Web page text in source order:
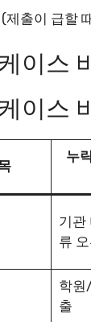
제출이 급할
이스
이스
누
기관
류
학원
출